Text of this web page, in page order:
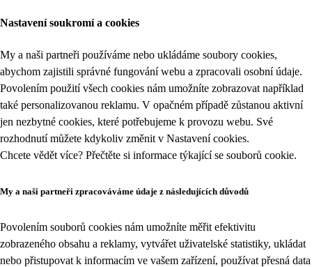
Nastavení soukromí a cookies
My a naši partneři používáme nebo ukládáme soubory cookies,
abychom zajistili správné fungování webu a zpracovali osobní údaje.
Povolením použití všech cookies nám umožníte zobrazovat například
také personalizovanou reklamu. V opačném případě zůstanou aktivní
jen nezbytné cookies, které potřebujeme k provozu webu. Své
rozhodnutí můžete kdykoliv změnit v Nastavení cookies.
Chcete vědět více? Přečtěte si informace týkající se souborů cookie.
My a naši partneři zpracováváme údaje z následujících důvodů
Povolením souborů cookies nám umožníte měřit efektivitu
zobrazeného obsahu a reklamy, vytvářet uživatelské statistiky, ukládat
nebo přistupovat k informacím ve vašem zařízení, používat přesná data